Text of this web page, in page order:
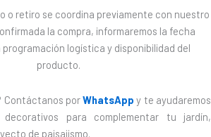
o retiro se coordina previamente con nuestro
la compra, informaremos la fecha
programación logística y disponibilidad del
producto.
Contáctanos porWhatsApp y te ayudaremos
para complementar tu jardín,
de paisajismo.